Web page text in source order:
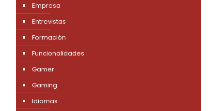
Empresa
Entrevistas
Formación
Funcionalidades
Gamer
Gaming
Idiomas